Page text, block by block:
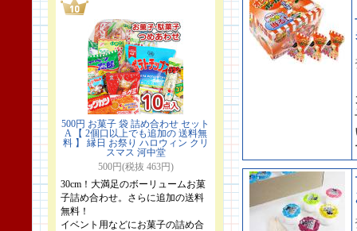
500円 お菓子 袋 詰め合わせ セット
A 【 2個口以上でも追加の 送料無
料 】 縁日 お祭り ハロウィン クリ
スマス 河中堂
500円(税抜 463円)
30cm！大満足のボーリュームお菓
子詰め合わせ。さらに追加の送料
無料！
イベント用などにお菓子の詰め合